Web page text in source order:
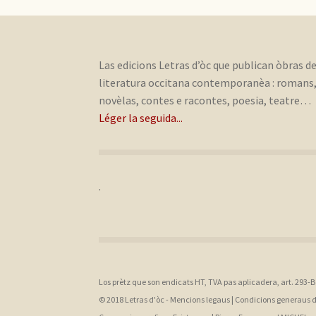
Las edicions Letras d’òc que publican òbras de
literatura occitana contemporanèa : romans,
novèlas, contes e racontes, poesia, teatre…
Léger la seguida...
.
Los prètz que son endicats HT, TVA pas aplicadera, art. 293-B
© 2018 Letras d'òc - Mencions legaus | Condicions generaus